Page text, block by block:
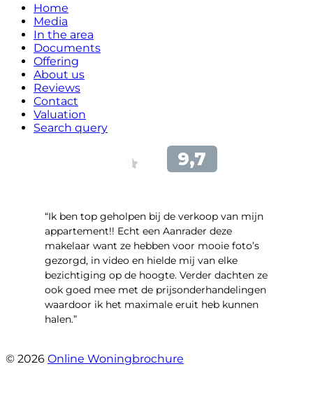
Home
Media
In the area
Documents
Offering
About us
Reviews
Contact
Valuation
Search query
“Ik ben top geholpen bij de verkoop van mijn
appartement!! Echt een Aanrader deze
makelaar want ze hebben voor mooie foto’s
gezorgd, in video en hielde mij van elke
bezichtiging op de hoogte. Verder dachten ze
ook goed mee met de prijsonderhandelingen
waardoor ik het maximale eruit heb kunnen
halen.”
© 2026 Online Woningbrochure